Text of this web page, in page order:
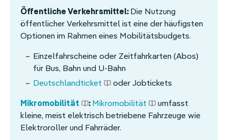
Öffentliche Verkehrsmittel: Die Nutzung
öffentlicher Verkehrsmittel ist eine der häufigsten
Optionen im Rahmen eines Mobilitätsbudgets.
Einzelfahrscheine oder Zeitfahrkarten (Abos)
für Bus, Bahn und U-Bahn
Deutschlandticket
oder Jobtickets
Mikromobilität : Mikromobilität
umfasst
kleine, meist elektrisch betriebene Fahrzeuge wie
Elektroroller und Fahrräder.